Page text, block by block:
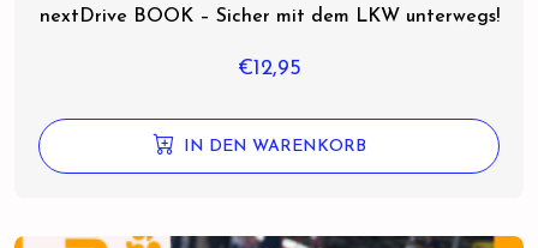
nextDrive BOOK – Sicher mit dem LKW unterwegs!
€12,95
IN DEN WARENKORB